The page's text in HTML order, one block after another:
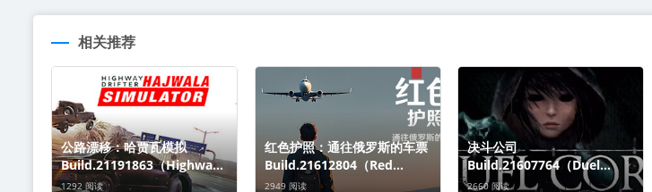
相关推荐
公路漂移：哈贾瓦模拟
Build.21191863（Highway
Drifter Hajwala
1292 阅读
红色护照：通往俄罗斯的车票
Build.21612804（Red
Passport Ticket to Russia）
2949 阅读
决斗公司
Build.21607764（Duel
Corp.）免安装中文版关于这
2660 阅读